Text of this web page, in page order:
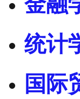
统计
国际